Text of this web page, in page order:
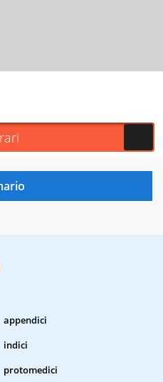
appendici
indici
protomedici